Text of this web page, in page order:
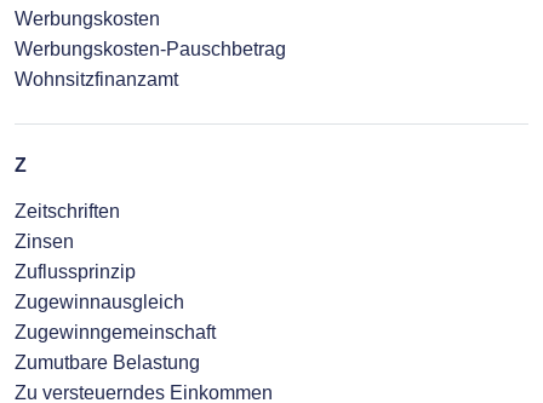
Werbungskosten
Werbungskosten-Pauschbetrag
Wohnsitzfinanzamt
Z
Zeitschriften
Zinsen
Zuflussprinzip
Zugewinnausgleich
Zugewinngemeinschaft
Zumutbare Belastung
Zu versteuerndes Einkommen